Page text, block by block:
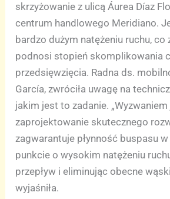
skrzyżowanie z ulicą Áurea Díaz
centrum handlowego Meridiano.
bardzo dużym natężeniu ruchu, co
podnosi stopień skomplikowania
przedsięwzięcia. Radna ds.
García, zwróciła uwagę na
jakim jest to zadanie.
zaprojektowanie skutecznego
zagwarantuje płynność buspasu
punkcie o wysokim natężeniu
przepływ i eliminując obecne
wyjaśniła.